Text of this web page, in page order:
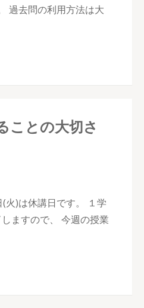
過去問の利用方法は大
ことの大切さ
火)は休講日です。 １学
ますので、 今週の授業